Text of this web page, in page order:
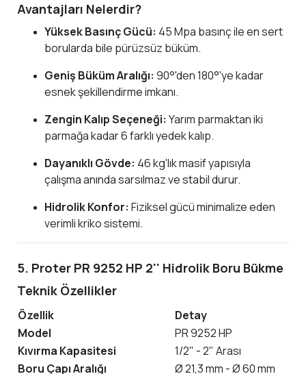
Avantajları Nelerdir?
Yüksek Basınç Gücü: 45 Mpa basınç ile en sert
borularda bile pürüzsüz büküm.
Geniş Büküm Aralığı: 90°'den 180°'ye kadar
esnek şekillendirme imkanı.
Zengin Kalıp Seçeneği: Yarım parmaktan iki
parmağa kadar 6 farklı yedek kalıp.
Dayanıklı Gövde: 46 kg'lık masif yapısıyla
çalışma anında sarsılmaz ve stabil durur.
Hidrolik Konfor: Fiziksel gücü minimalize eden
verimli kriko sistemi.
5. Proter PR 9252 HP 2'' Hidrolik Boru Bükme
Teknik Özellikler
Özellik
Detay
Model
PR 9252 HP
Kıvırma Kapasitesi
1/2" - 2" Arası
Boru Çapı Aralığı
Ø 21,3 mm - Ø 60 mm